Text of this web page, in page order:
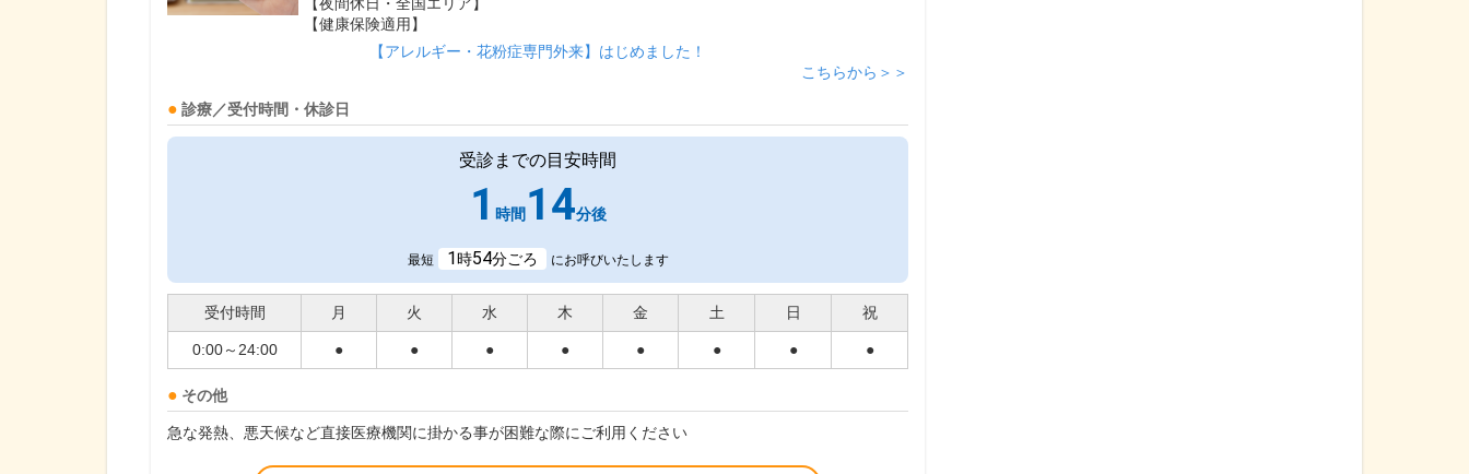
【健康保険適用】
【アレルギー・花粉症専門外来】はじめました！
こちらから＞＞
診療／受付時間・休診日
受診までの目安時間
1 時間14分後
最短 1時54分ごろ にお呼びいたします
受付時間 月 火 水 木 金 土 日 祝
0:00～24:00 ● ● ● ● ● ● ● ●
その他
急な発熱、悪天候など直接医療機関に掛かる事が困難な際にご利用ください